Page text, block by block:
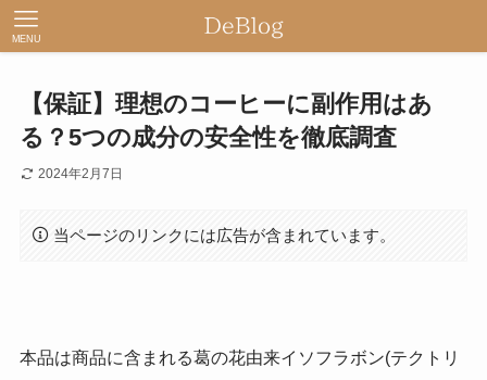
MENU
【保証】理想のコーヒーに副作用はあ
る？5つの成分の安全性を徹底調査
2024年2月7日
当ページのリンクには広告が含まれています。
本品は商品に含まれる葛の花由来イソフラボン(テクトリ